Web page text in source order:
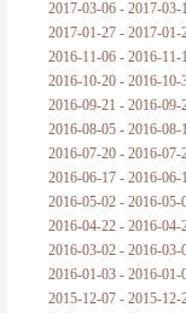
2017-03-06 - 2017-03-
2017-01-27 - 2017-01-
2016-11-06 - 2016-11-
2016-10-20 - 2016-10-
2016-09-21 - 2016-09-
2016-08-05 - 2016-08-
2016-07-20 - 2016-07-
2016-06-17 - 2016-06-
2016-05-02 - 2016-05-
2016-04-22 - 2016-04-
2016-03-02 - 2016-03-
2016-01-03 - 2016-01-
2015-12-07 - 2015-12-